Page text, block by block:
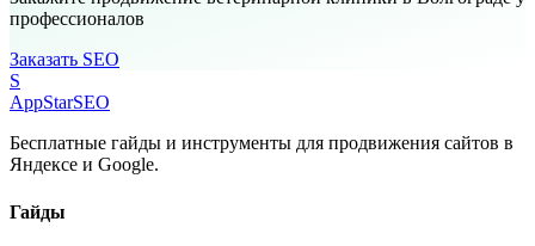
профессионалов
Заказать SEO
S
AppStarSEO
Бесплатные гайды и инструменты для продвижения сайтов в
Яндексе и Google.
Гайды